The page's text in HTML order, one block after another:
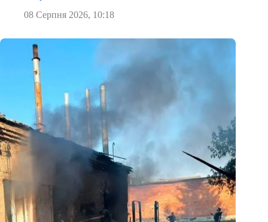
08 Серпня 2026, 10:18